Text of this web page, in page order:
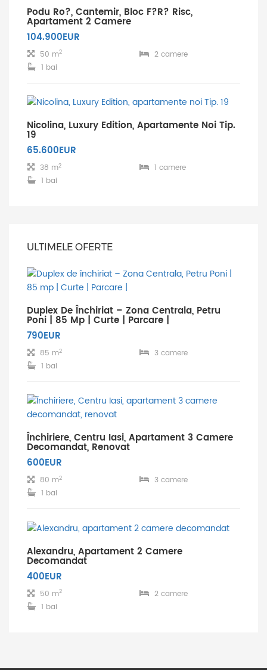
Podu Ro?, Cantemir, Bloc F?r? Risc,
Apartament 2 Camere
104.900EUR
50 m2
2 camere
1 bai
Nicolina, Luxury Edition, Apartamente Noi Tip.
19
65.600EUR
38 m2
1 camere
1 bai
ULTIMELE OFERTE
Duplex De Închiriat – Zona Centrala, Petru
Poni | 85 Mp | Curte | Parcare |
790EUR
85 m2
3 camere
1 bai
Închiriere, Centru Iasi, Apartament 3 Camere
Decomandat, Renovat
600EUR
80 m2
3 camere
1 bai
Alexandru, Apartament 2 Camere
Decomandat
400EUR
50 m2
2 camere
1 bai